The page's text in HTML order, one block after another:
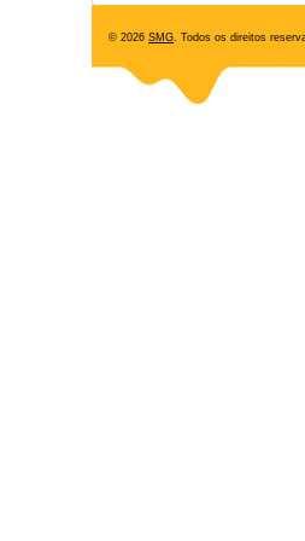
© 2026 SMG. Todos os direitos